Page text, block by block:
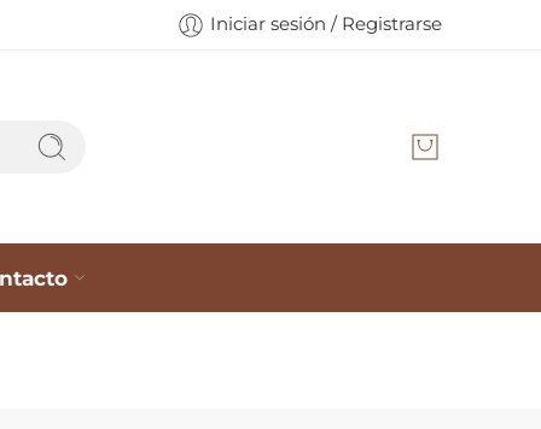
Iniciar sesión / Registrarse